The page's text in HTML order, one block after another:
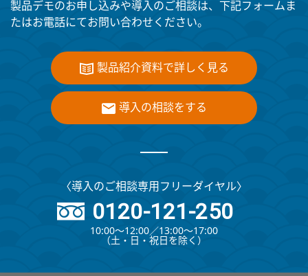
製品デモのお申し込みや導入のご相談は、下記フォームま
たはお電話にてお問い合わせください。
製品紹介資料で詳しく見る
導入の相談をする
〈導入のご相談専用フリーダイヤル〉
0120-121-250
10:00～12:00∕13:00～17:00
（⼟・⽇・祝⽇を除く）